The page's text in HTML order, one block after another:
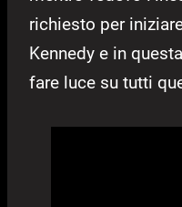
richiesto per
Kennedy e in
fare luce su tutti